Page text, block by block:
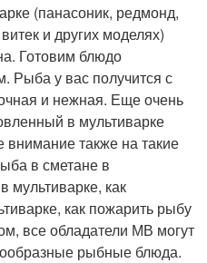
(панасоник, редмонд,
и других моделях)
Готовим блюдо
Рыба у вас получится с
и нежная. Еще очень
в мультиварке
внимание также на такие
в сметане в
мультиварке, как
как пожарить рыбу
все обладатели МВ могут
рыбные блюда.